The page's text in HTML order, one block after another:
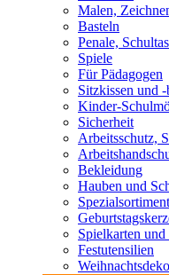
Malen,
Basteln
Penale,
Spiele
Für Pädagogen
Sitzkissen und
Kinder-
Sicherheit
Arbeitsschutz,
Bekleidung
Hauben und
Spielkarten und
Festutensilien